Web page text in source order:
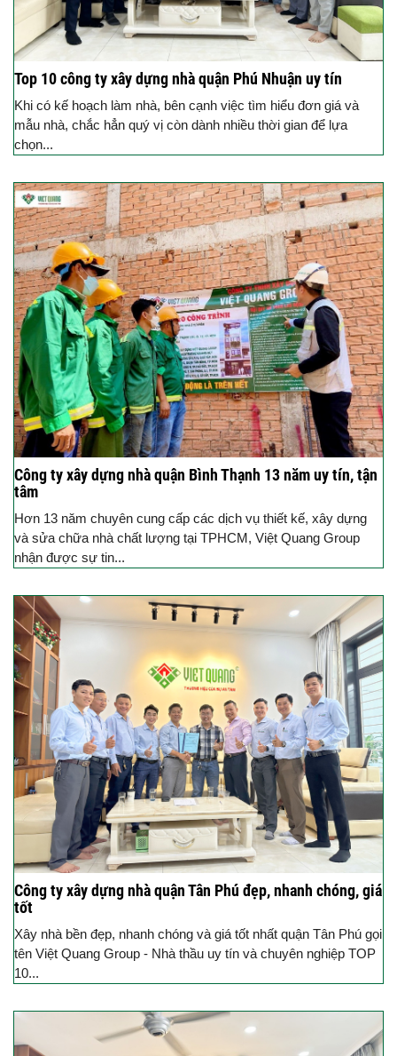
Top 10 công ty xây dựng nhà quận Phú Nhuận uy tín
Khi có kế hoạch làm nhà, bên cạnh việc tìm hiểu đơn giá và
mẫu nhà, chắc hẳn quý vị còn dành nhiều thời gian để lựa
chọn...
Công ty xây dựng nhà quận Bình Thạnh 13 năm uy tín, tận
tâm
Hơn 13 năm chuyên cung cấp các dịch vụ thiết kế, xây dựng
và sửa chữa nhà chất lượng tại TPHCM, Việt Quang Group
nhận được sự tin...
Công ty xây dựng nhà quận Tân Phú đẹp, nhanh chóng, giá
tốt
Xây nhà bền đẹp, nhanh chóng và giá tốt nhất quận Tân Phú gọi
tên Việt Quang Group - Nhà thầu uy tín và chuyên nghiệp TOP
10...